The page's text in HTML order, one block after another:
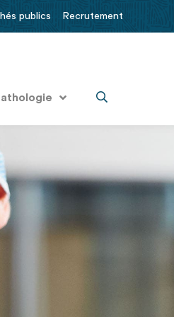
publics Recrutement